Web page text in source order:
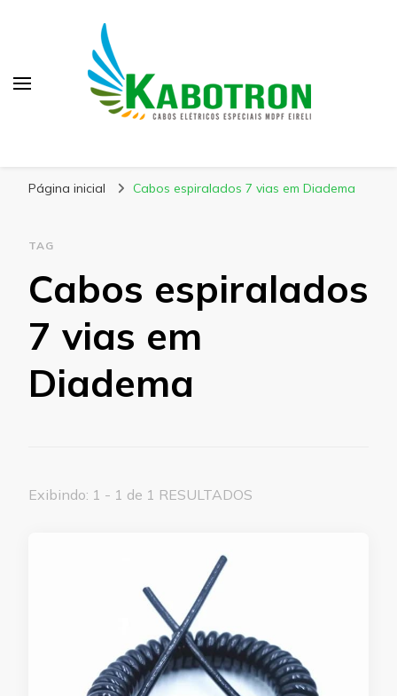
Página inicial Cabos espiralados 7 vias em Diadema
TAG
Cabos espiralados
7 vias em
Diadema
Exibindo: 1 - 1 de 1 RESULTADOS